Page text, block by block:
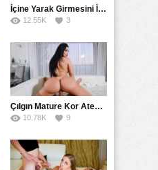
İçine Yarak Girmesini İsteyince Kuzeninin Penisini Kullandı
12.55K 3
Çılgın Mature Kor Ateşiyle Misafirini Yakıp Eritti
10.78K 9